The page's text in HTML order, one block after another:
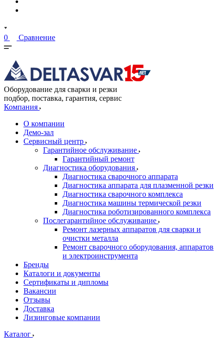
0 Сравнение
Оборудование для сварки и резки
подбор, поставка, гарантия, сервис
Компания
О компании
Демо-зал
Сервисный центр
Гарантийное обслуживание
Гарантийный ремонт
Диагностика оборудования
Диагностика сварочного аппарата
Диагностика аппарата для плазменной резки
Диагностика сварочного комплекса
Диагностика машины термической резки
Диагностика роботизированного комплекса
Послегарантийное обслуживание
Ремонт лазерных аппаратов для сварки и
очистки металла
Ремонт сварочного оборудования, аппаратов
и электроинструмента
Бренды
Каталоги и документы
Сертификаты и дипломы
Вакансии
Отзывы
Доставка
Лизинговые компании
Каталог